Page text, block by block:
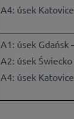
A4: úsek
A1: úsek Gdańsk
A2: úsek
A4: úsek